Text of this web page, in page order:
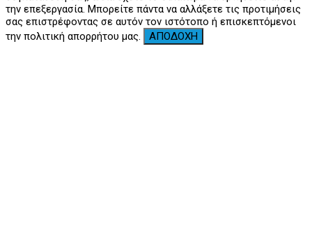
την επεξεργασία. Μπορείτε πάντα να αλλάξετε τις προτιμήσεις
σας επιστρέφοντας σε αυτόν τον ιστότοπο ή επισκεπτόμενοι
την πολιτική απορρήτου μας.
ΑΠΟΔΟΧΗ